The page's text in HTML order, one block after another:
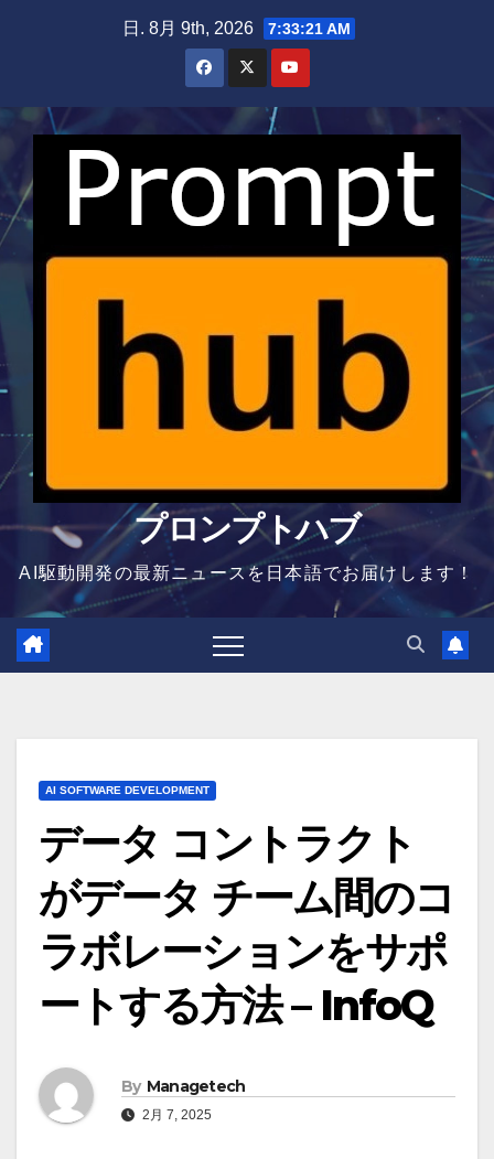
日. 8月 9th, 2026 7:33:21 AM
プロンプトハブ
AI駆動開発の最新ニュースを日本語でお届けします！
AI SOFTWARE DEVELOPMENT
データ コントラクト
がデータ チーム間のコ
ラボレーションをサポ
ートする方法 – InfoQ
By Managetech
2月 7, 2025